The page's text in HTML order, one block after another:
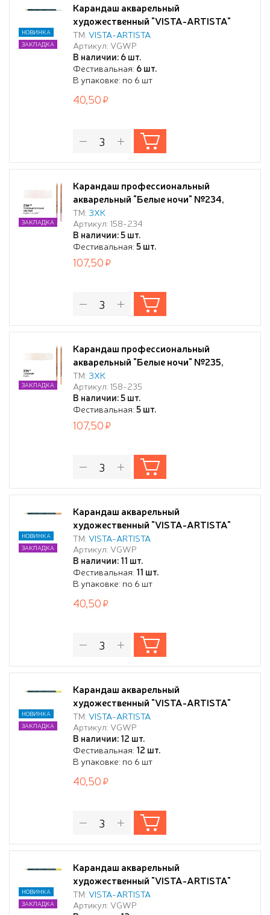
Карандаш акварельный
художественный "VISTA-ARTISTA"
"Gallery" заточенный 105 Белила
китайские (Chinese white)
ТМ:VISTA-ARTISTA
Артикул: VGWP
В наличии: 6 шт.
Фестивальная: 6 шт.
В упаковке: по 6 шт
НОВИНКА
ЗАКЛАДКА
40,50
Карандаш профессиональный
акварельный "Белые ночи" №234,
телесный розовый светлый
ТМ: ЗХК
Артикул: 158-234
В наличии: 5 шт.
Фестивальная:5 шт.
ЗАКЛАДКА
107,50
Карандаш профессиональный
акварельный "Белые ночи" №235,
телесный
ТМ: ЗХК
Артикул: 158-235
В наличии: 5 шт.
Фестивальная:5 шт.
ЗАКЛАДКА
107,50
Карандаш акварельный
художественный "VISTA-ARTISTA"
"Gallery" заточенный 202 Телесный
(Flesh)
ТМ:VISTA-ARTISTA
Артикул: VGWP
В наличии: 11 шт.
Фестивальная: 11 шт.
В упаковке: по 6 шт
НОВИНКА
ЗАКЛАДКА
40,50
Карандаш акварельный
художественный "VISTA-ARTISTA"
"Gallery" заточенный 204 Лимонный
(Lemon)
ТМ:VISTA-ARTISTA
Артикул: VGWP
В наличии: 12 шт.
Фестивальная: 12 шт.
В упаковке: по 6 шт
НОВИНКА
ЗАКЛАДКА
40,50
Карандаш акварельный
художественный "VISTA-ARTISTA"
"Gallery" заточенный 205 Желтый
(Yellow)
ТМ:VISTA-ARTISTA
Артикул: VGWP
НОВИНКА
ЗАКЛАДКА